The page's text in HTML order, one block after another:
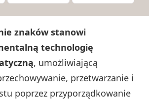
znaków stanowi
technologię
, umożliwiającą
przetwarzanie i
poprzez przyporządkowanie